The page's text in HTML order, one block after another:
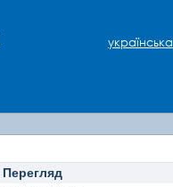
українська
Перегляд